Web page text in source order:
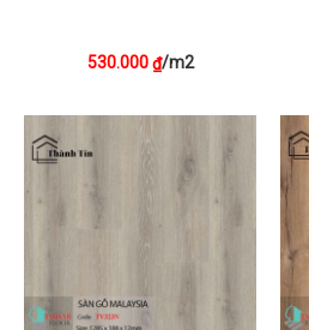
530.000₫/m2